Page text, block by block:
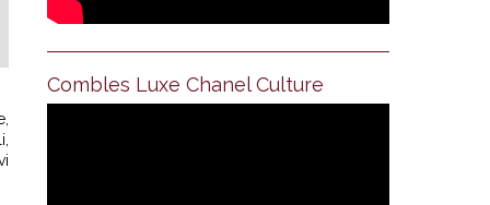
Combles Luxe Chanel Culture